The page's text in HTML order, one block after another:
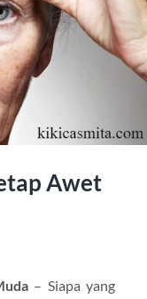
Awet
– Siapa yang